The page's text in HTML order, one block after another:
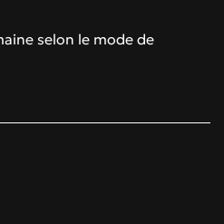
selon le mode de